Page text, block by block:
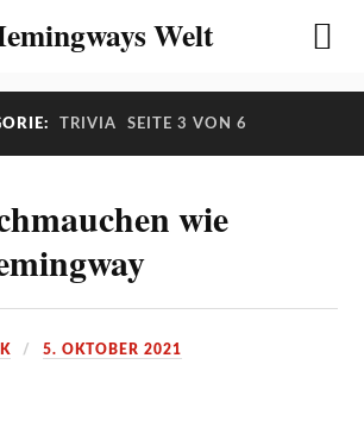
Welt
TRIVIA SEITE 3 VON 6
wie
5. OKTOBER 2021